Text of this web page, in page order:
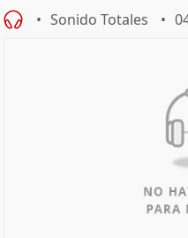
Sonido Totales